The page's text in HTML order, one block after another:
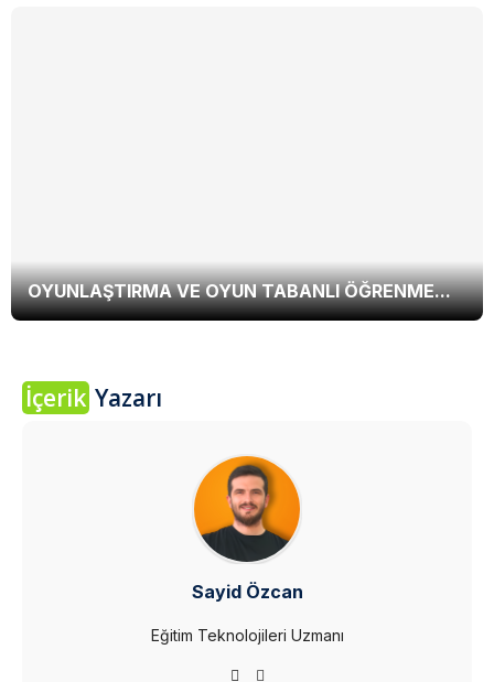
OYUNLAŞTIRMA VE OYUN TABANLI ÖĞRENME...
İçerik Yazarı
Sayid Özcan
Eğitim Teknolojileri Uzmanı